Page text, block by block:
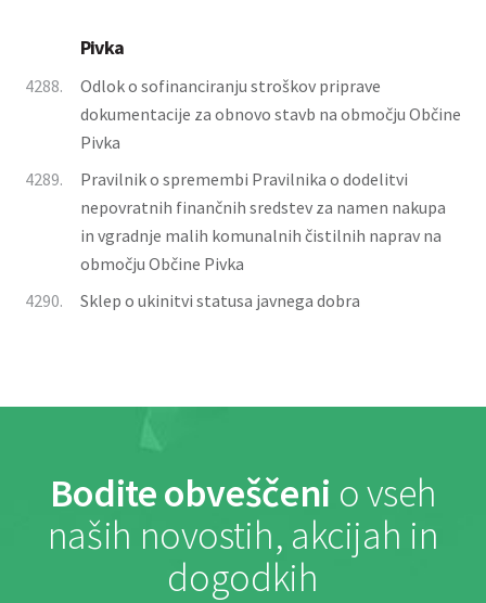
Pivka
4288.
Odlok o sofinanciranju stroškov priprave
dokumentacije za obnovo stavb na območju Občine
Pivka
4289.
Pravilnik o spremembi Pravilnika o dodelitvi
nepovratnih finančnih sredstev za namen nakupa
in vgradnje malih komunalnih čistilnih naprav na
območju Občine Pivka
4290.
Sklep o ukinitvi statusa javnega dobra
Bodite obveščeni o vseh
naših novostih, akcijah in
dogodkih